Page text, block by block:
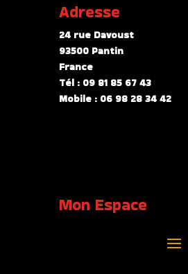
Adresse
24 rue Davoust
93500 Pantin
France
Tél : 09 81 85 67 43
Mobile : 06 98 28 34 42
Mon Espace